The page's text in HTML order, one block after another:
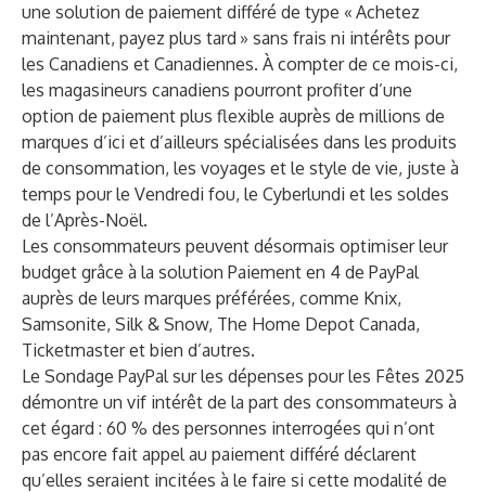
une solution de paiement différé de type « Achetez
maintenant, payez plus tard » sans frais ni intérêts pour
les Canadiens et Canadiennes. À compter de ce mois-ci,
les magasineurs canadiens pourront profiter d’une
option de paiement plus flexible auprès de millions de
marques d’ici et d’ailleurs spécialisées dans les produits
de consommation, les voyages et le style de vie, juste à
temps pour le Vendredi fou, le Cyberlundi et les soldes
de l’Après-Noël.
Les consommateurs peuvent désormais optimiser leur
budget grâce à la solution Paiement en 4 de PayPal
auprès de leurs marques préférées, comme Knix,
Samsonite, Silk & Snow, The Home Depot Canada,
Ticketmaster et bien d’autres.
Le Sondage PayPal sur les dépenses pour les Fêtes 2025
démontre un vif intérêt de la part des consommateurs à
cet égard : 60 % des personnes interrogées qui n’ont
pas encore fait appel au paiement différé déclarent
qu’elles seraient incitées à le faire si cette modalité de